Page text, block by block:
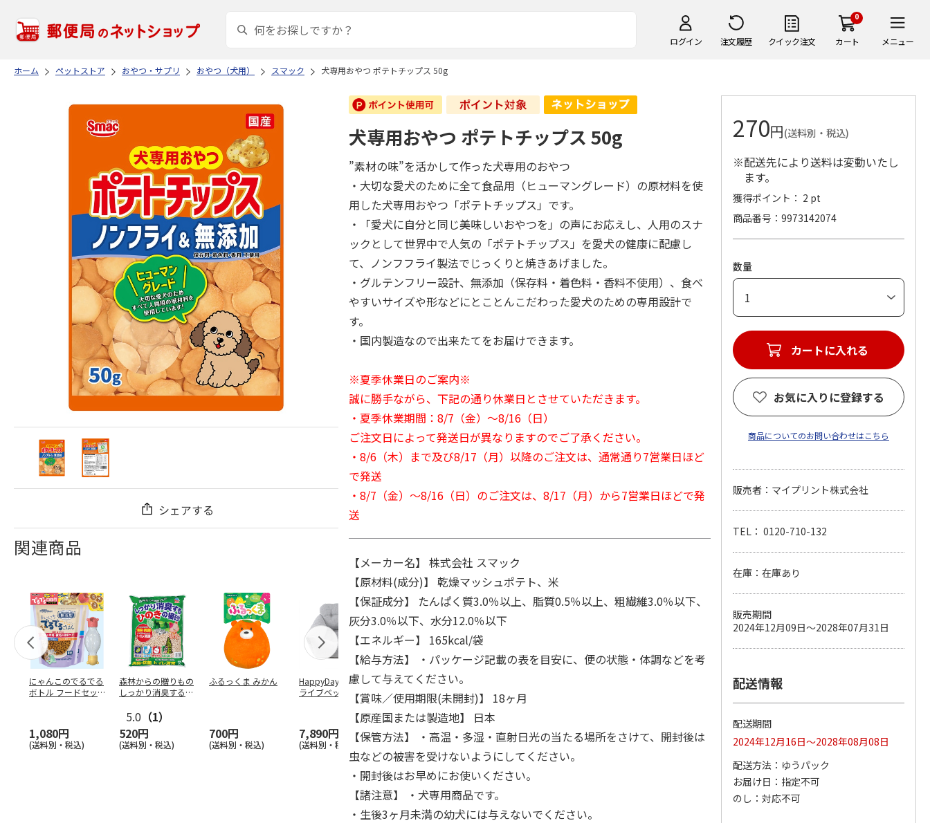
ログイン 注文履歴 クイック注文
0
カート メニュー
ホーム ペットストア おやつ・サプリ おやつ（犬用） スマック 犬専用おやつ ポテトチップス 50g
シェアする
関連商品
にゃんこのでるでる
ボトル フードセッ
1,080円
(送料別・税込)
森林からの贈りもの
しっかり消臭するひ
5.0 （1）
520円
(送料別・税込)
ふるっくま みかん
700円
(送料別・税込)
HappyDays 2wayド
ライブベッド グレ
7,890円
(送料別・税込)
獣医師開発 ニオイ
をとる砂専用 猫ト
イレ ナチュラルグ
レー
1,550円
(送料別・税込)
らない消臭・抗菌サ
ンド 4L
1,320円
(送料別・税込)
120円
(送料別・税込)
590円
(送料別・税込)
無添加良品 カムカ
ムデンタルコーン
ぐるぐるボーン型 S
470円
(送料別・税込)
えBOX とりささ…
380円
(送料別・税込)
犬専用おやつ ポテトチップス 50g
”素材の味”を活かして作った犬専用のおやつ
・大切な愛犬のために全て食品用（ヒューマングレード）の原材料を使
用した犬専用おやつ「ポテトチップス」です。
・「愛犬に自分と同じ美味しいおやつを」の声にお応えし、人用のスナ
ックとして世界中で人気の「ポテトチップス」を愛犬の健康に配慮し
て、ノンフフライ製法でじっくりと焼きあげました。
・グルテンフリー設計、無添加（保存料・着色料・香料不使用）、食べ
やすいサイズや形などにとことんこだわった愛犬のための専用設計で
す。
・国内製造なので出来たてをお届けできます。
※夏季休業日のご案内※
誠に勝手ながら、下記の通り休業日とさせていただきます。
・夏季休業期間：8/7（金）～8/16（日）
ご注文日によって発送日が異なりますのでご了承ください。
・8/6（木）まで及び8/17（月）以降のご注文は、通常通り7営業日ほど
で発送
・8/7（金）～8/16（日）のご注文は、8/17（月）から7営業日ほどで発
送
【メーカー名】 株式会社 スマック
【原材料(成分)】 乾燥マッシュポテト、米
【保証成分】 たんぱく質3.0％以上、脂質0.5％以上、粗繊維3.0％以下、
灰分3.0％以下、水分12.0％以下
【エネルギー】 165kcal/袋
【給与方法】 ・パッケージ記載の表を目安に、便の状態・体調などを考
慮して与えてください。
【賞味／使用期限(未開封)】 18ヶ月
【原産国または製造地】 日本
【保管方法】 ・高温・多湿・直射日光の当たる場所をさけて、開封後は
虫などの被害を受けないようにしてください。
・開封後はお早めにお使いください。
【諸注意】 ・犬専用商品です。
・生後3ヶ月未満の幼犬には与えないでください。
270円(送料別・税込)
※配送先により送料は変動いたし
ます。
獲得ポイント： 2 pt
商品番号
9973142074
数量
カートに入れる
お気に入りに登録する
商品についてのお問い合わせはこちら
販売者：マイプリント株式会社
TEL： 0120-710-132
在庫：在庫あり
販売期間
2024年12月09日～2028年07月31日
配送情報
配送期間
2024年12月16日～2028年08月08日
配送方法
ゆうパック
お届け日
指定不可
のし
対応不可